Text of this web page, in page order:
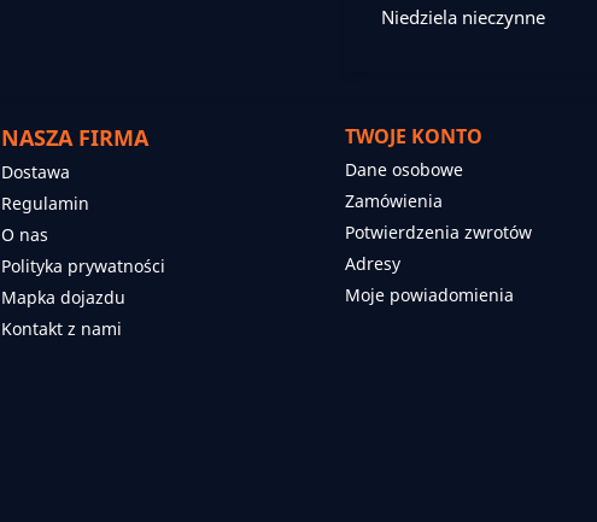
Niedziela nieczynne
NASZA FIRMA
Dostawa
Regulamin
O nas
Polityka prywatności
Mapka dojazdu
Kontakt z nami
TWOJE KONTO
Dane osobowe
Zamówienia
Potwierdzenia zwrotów
Adresy
Moje powiadomienia